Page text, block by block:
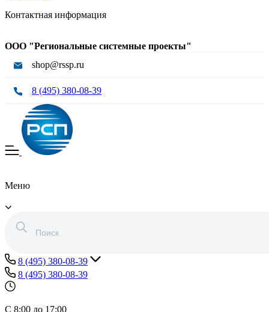
Контактная информация
ООО "Региональные системные проекты"
shop@rssp.ru
8 (495) 380-08-39
Меню
8 (495) 380-08-39
8 (495) 380-08-39
С 8:00 до 17:00